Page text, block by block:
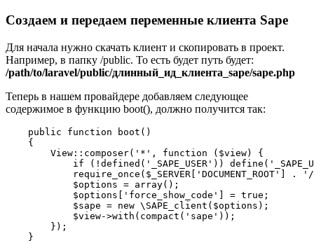
Создаем и передаем переменные клиента Sape
Для начала нужно скачать клиент и скопировать в проект.
Например, в папку /public. То есть будет путь будет:
/path/to/laravel/public/длинный_ид_клиента_sape/sape.php
Теперь в нашем провайдере добавляем следующее
содержимое в функцию boot(), должно получится так:
    public function boot()
    {
        View::composer('*', function ($view) {
if (!defined('_SAPE_USER'))
require_once($_SERVER['DOCUMENT_ROOT'] .
            $options = array();
            $options['force_show_code'] = true;
            $sape = new \SAPE_client($options);
            $view->with(compact('sape'));
        });
    }